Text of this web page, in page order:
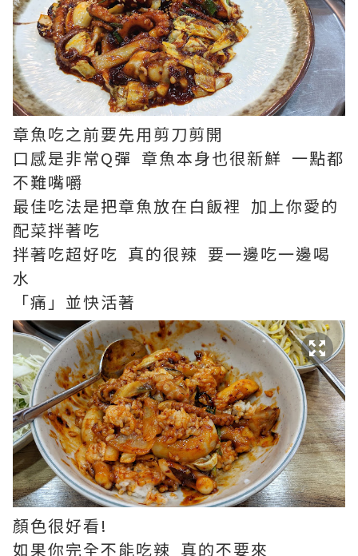
章魚吃之前要先用剪刀剪開
口感是非常Q彈 章魚本身也很新鮮 一點都
不難嘴嚼
最佳吃法是把章魚放在白飯裡 加上你愛的
配菜拌著吃
拌著吃超好吃 真的很辣 要一邊吃一邊喝
水
「痛」並快活著
顏色很好看!
如果你完全不能吃辣 真的不要來